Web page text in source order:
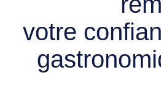
votre